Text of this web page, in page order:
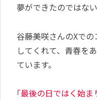
夢ができたのではな
谷藤美咲さんのXで
してくれて、青春を
ています。
｢最後の日ではく始